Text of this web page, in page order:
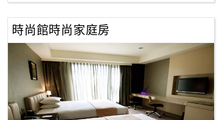
商
合
作
計
劃
時尚館時尚家庭房